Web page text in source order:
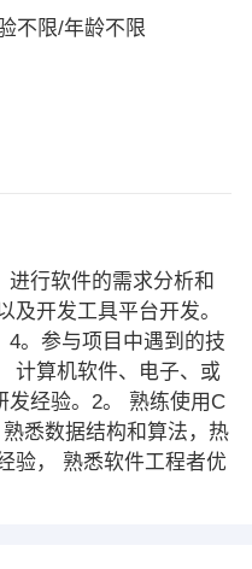
不限/年龄不限
行软件的需求分析和
及开发工具平台开发。
4。参与项目中遇到的技
计算机软件、电子、或
发经验。2。 熟练使用C
熟悉数据结构和算法，热
验， 熟悉软件工程者优